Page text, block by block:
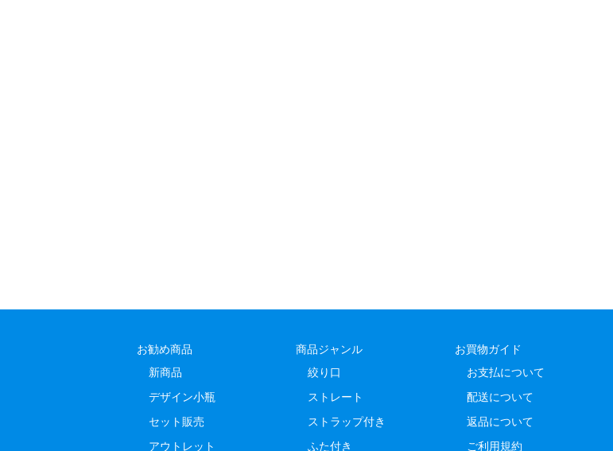
お勧め商品
新商品
デザイン小瓶
セット販売
アウトレット
商品ジャンル
絞り口
ストレート
ストラップ付き
ふた付き
お買物ガイド
お支払について
配送について
返品について
ご利用規約